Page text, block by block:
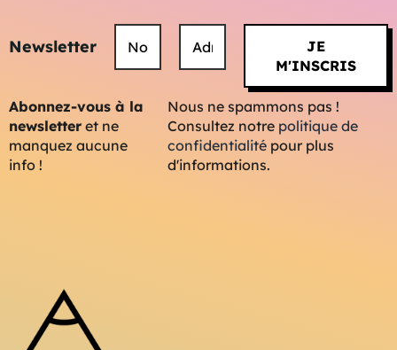
Newsletter
Abonnez-vous à la
newsletter et ne
manquez aucune
info !
Nous ne spammons pas !
Consultez notre politique de
confidentialitépour plus
d'informations.